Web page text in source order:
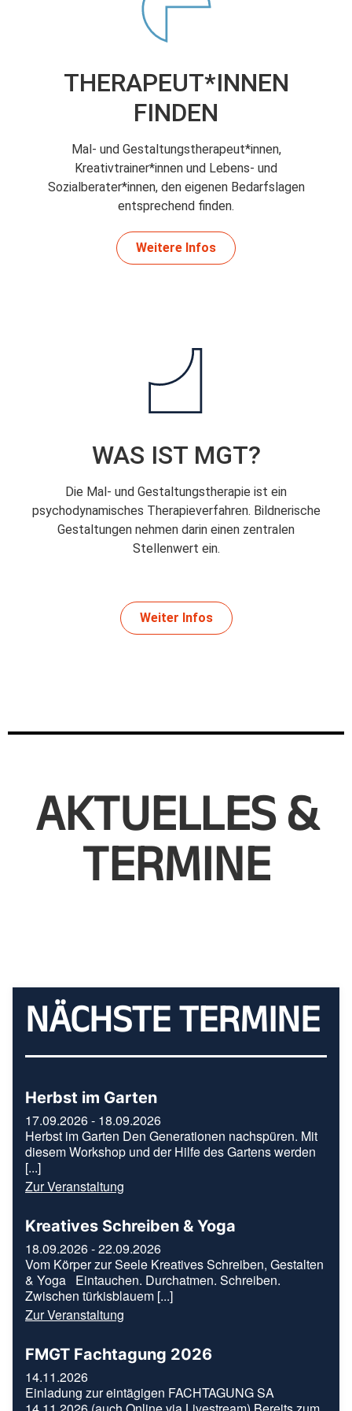
THERAPEUT*INNEN
FINDEN
Mal- und Gestaltungstherapeut*innen,
Kreativtrainer*innen und Lebens- und
Sozialberater*innen, den eigenen Bedarfslagen
entsprechend finden.
Weitere Infos
WAS IST MGT?
Die Mal- und Gestaltungstherapie ist ein
psychodynamisches Therapieverfahren. Bildnerische
Gestaltungen nehmen darin einen zentralen
Stellenwert ein.
Weiter Infos
AKTUELLES &
TERMINE
NÄCHSTE TERMINE
Herbst im Garten
17.09.2026 - 18.09.2026
Herbst im Garten Den Generationen nachspüren. Mit
diesem Workshop und der Hilfe des Gartens werden
[...]
Zur Veranstaltung
Kreatives Schreiben & Yoga
18.09.2026 - 22.09.2026
Vom Körper zur Seele Kreatives Schreiben, Gestalten
& Yoga Eintauchen. Durchatmen. Schreiben.
Zwischen türkisblauem [...]
Zur Veranstaltung
FMGT Fachtagung 2026
14.11.2026
Einladung zur eintägigen FACHTAGUNG SA